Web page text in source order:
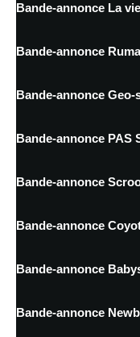
Bande-annonce La
Bande-annonce
Bande-annonce Geo-
Bande-annonce PAS
Bande-annonce
Bande-annonce
Bande-annonce
Bande-annonce